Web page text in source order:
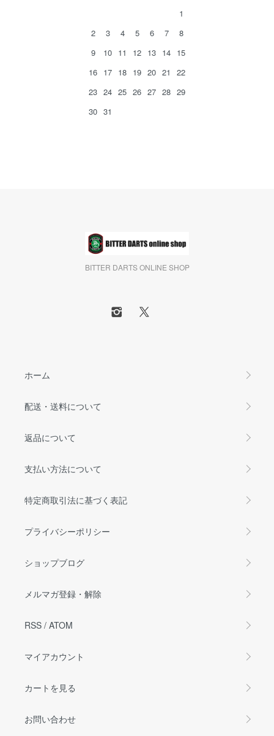
1
2
3 4 5 6 7
8
9
10 11 12 13 14 15
16 17 18 19 20 21
22
23 24 25 26 27 28 29
30 31
BITTER DARTS ONLINE SHOP
ホーム
配送・送料について
返品について
支払い方法について
特定商取引法に基づく表記
プライバシーポリシー
ショップブログ
メルマガ登録・解除
RSS / ATOM
マイアカウント
カートを見る
お問い合わせ